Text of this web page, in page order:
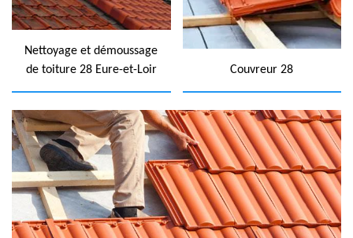
Nettoyage et démoussage
de toiture 28 Eure-et-Loir
Couvreur 28